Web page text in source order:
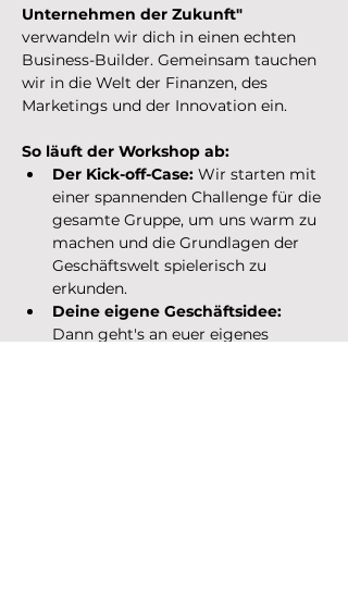
Unternehmen der Zukunft"
verwandeln wir dich in einen echten
Business-Builder. Gemeinsam tauchen
wir in die Welt der Finanzen, des
Marketings und der Innovation ein.
So läuft der Workshop ab:
Der Kick-off-Case: Wir starten mit
einer spannenden Challenge für die
gesamte Gruppe, um uns warm zu
machen und die Grundlagen der
Geschäftswelt spielerisch zu
erkunden.
Deine eigene Geschäftsidee:
Dann geht's an euer eigenes